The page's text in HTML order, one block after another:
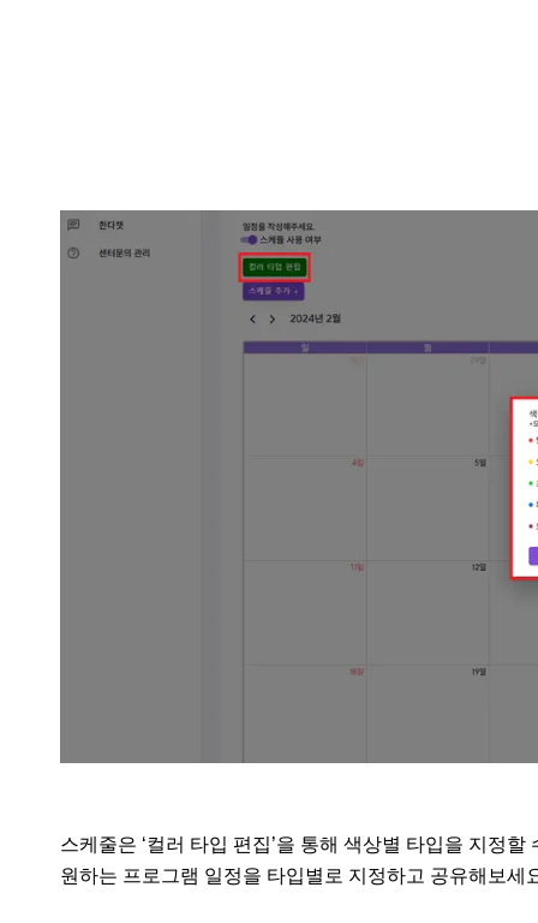
스케줄은 ‘컬러 타입 편집’을 통해 색상별 타입을 지정할
원하는 프로그램 일정을 타입별로 지정하고 공유해보세